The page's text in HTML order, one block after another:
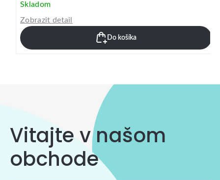
Skladom
Zobrazit detail
Do košíka
Vitajte v našom
obchode